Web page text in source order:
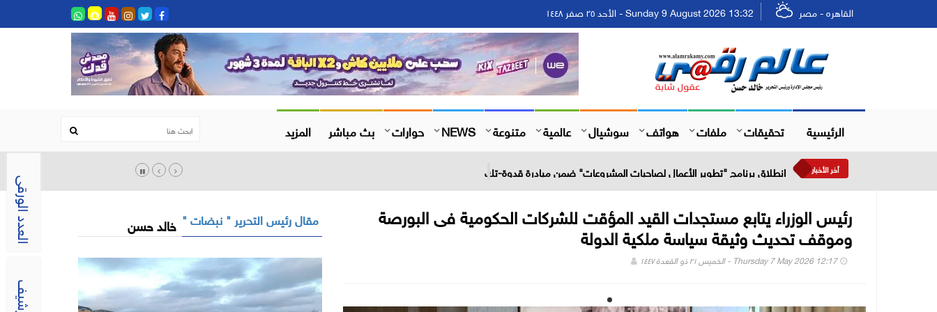
العدد الورقى
القاهره - مصر Sunday 9 August 2026 13:32 - الأحد ٢٥ صفر ١٤٤٨
الرئيسية تحقيقات ملفات هواتف سوشيال عالمية متنوعة NEWS حوارات بث مباشر المزيد
أخر الأخبار انطلاق برنامج "تطوير الأعمال لصاحبات المشروعات" ضمن مبادرة قدوة-تك
رئيس الوزراء يتابع مستجدات القيد المؤقت للشركات الحكومية فى البورصة
وموقف تحديث وثيقة سياسة ملكية الدولة
Thursday 7 May 2026 12:17 - الخميس ٢١ ذو القعدة ١٤٤٧
مقال رئيس التحرير " نبضات " خالد حسن